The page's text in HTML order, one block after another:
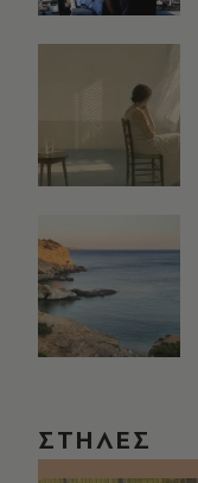
ΣΤΗΛΕΣ